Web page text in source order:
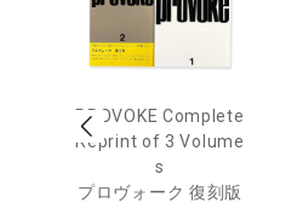
PROVOKE Complete
Reprint of 3 Volume
s
プロヴォーク 復刻版